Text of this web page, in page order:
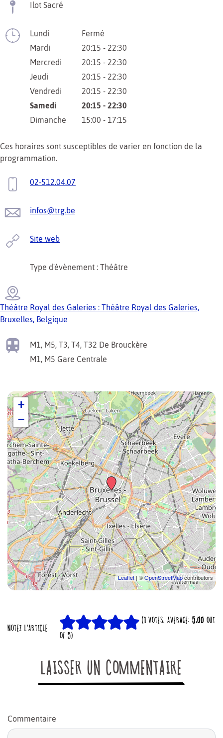
Ilot Sacré
Lundi
Fermé
Mardi
20:15 - 22:30
Mercredi
20:15 - 22:30
Jeudi
20:15 - 22:30
Vendredi
20:15 - 22:30
Samedi
20:15 - 22:30
Dimanche
15:00 - 17:15
Ces horaires sont susceptibles de varier en fonction de la
programmation.
02-512.04.07
infos@trg.be
Site web
Type d'évènement : Théâtre
Théâtre Royal des Galeries : Théâtre Royal des Galeries,
Bruxelles, Belgique
M1, M5, T3, T4, T32 De Brouckère
M1, M5 Gare Centrale
+
−
Leaflet | ©OpenStreetMapcontributors
NOTEZ L'ARTICLE
(1VOTES, AVERAGE: 5,00 OUT
OF 5)
LAISSER UN COMMENTAIRE
Commentaire